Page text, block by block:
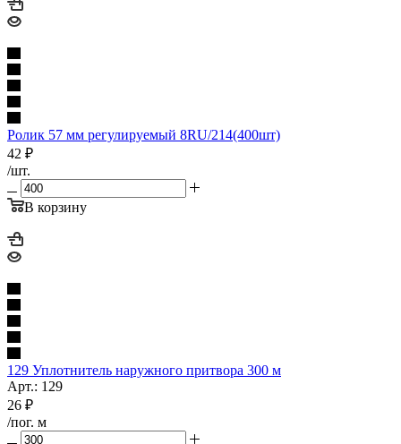
Ролик 57 мм регулируемый 8RU/214(400шт)
42 ₽
/шт.
В корзину
129 Уплотнитель наружного притвора 300 м
Арт.: 129
26 ₽
/пог. м